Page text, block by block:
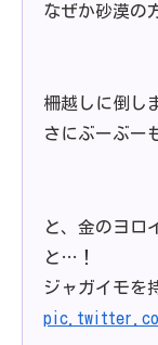
なぜか砂漠の
柵越しに倒
さにぶーぶー
と、金のヨロ
と…！
ジャガイモ